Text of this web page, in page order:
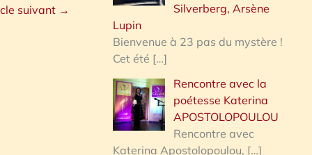
suivant →
Silverberg, Arsène
Lupin
Bienvenue à 23 pas du mystère !
Cet été […]
Rencontre avec la
poétesse Katerina
APOSTOLOPOULOU
Rencontre avec
Katerina Apostolopoulou, […]